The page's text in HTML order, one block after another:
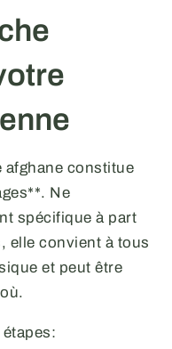
afghane constitue
Ne
spécifique à part
elle convient à tous
et peut être